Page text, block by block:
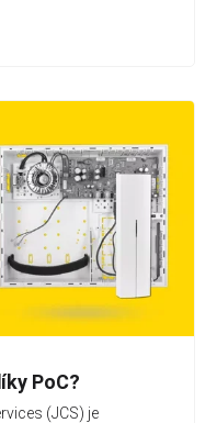
PoC?
(JCS) je